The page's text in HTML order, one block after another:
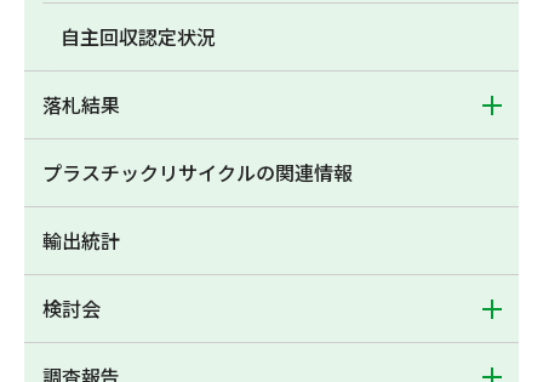
自主回収認定状況
落札結果
プラスチックリサイクルの関連情報
輸出統計
検討会
調査報告